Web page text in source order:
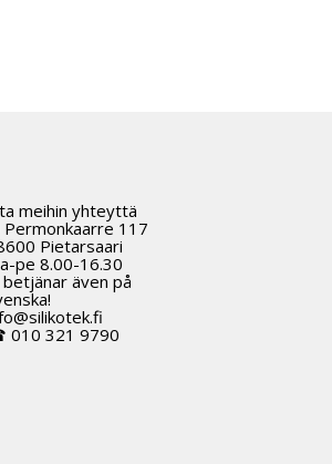
meihin yhteyttä
117
Pietarsaari
pe 8.00-16.30
betjänar även på
321 9790